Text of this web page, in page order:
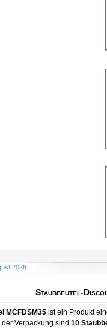
2026
Staubbeutel-
MCFDSM35 ist ein Produkt
Verpackung sind 10